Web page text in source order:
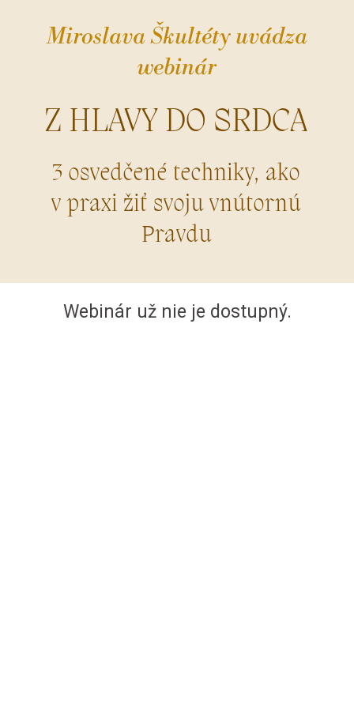
Miroslava Škultéty uvádza
webinár
Z HLAVY DO SRDCA
3 osvedčené techniky, ako
v praxi žiť svoju vnútornú
Pravdu
Webinár už nie je dostupný.